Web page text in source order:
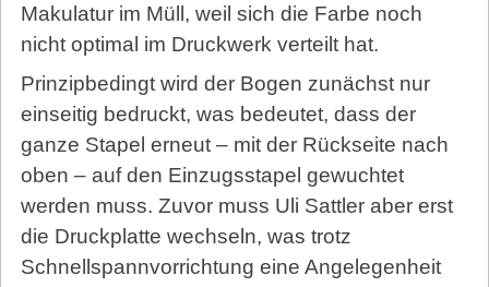
Makulatur im Müll, weil sich die Farbe noch
nicht optimal im Druckwerk verteilt hat.
Prinzipbedingt wird der Bogen zunächst nur
einseitig bedruckt, was bedeutet, dass der
ganze Stapel erneut – mit der Rückseite nach
oben – auf den Einzugsstapel gewuchtet
werden muss. Zuvor muss Uli Sattler aber erst
die Druckplatte wechseln, was trotz
Schnellspannvorrichtung eine Angelegenheit